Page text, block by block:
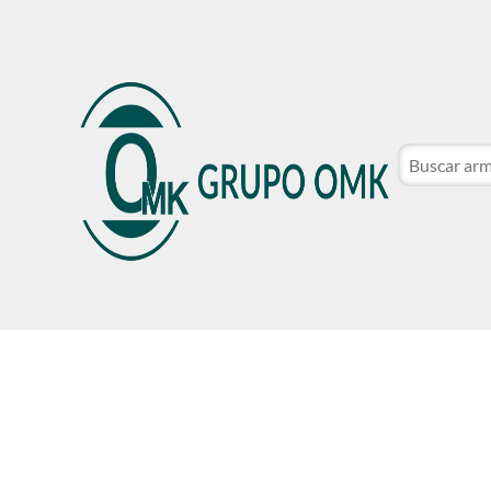
CATÁLOGO DE MARCAS